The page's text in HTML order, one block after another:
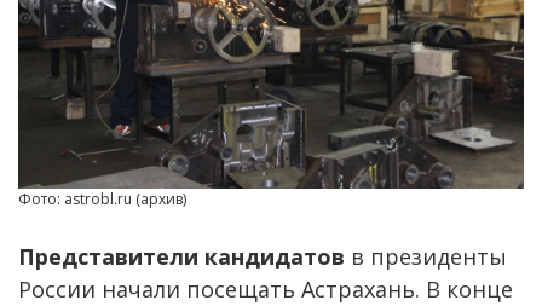
Фото: astrobl.ru (архив)
Представители кандидатов в президенты
России начали посещать Астрахань. В конце